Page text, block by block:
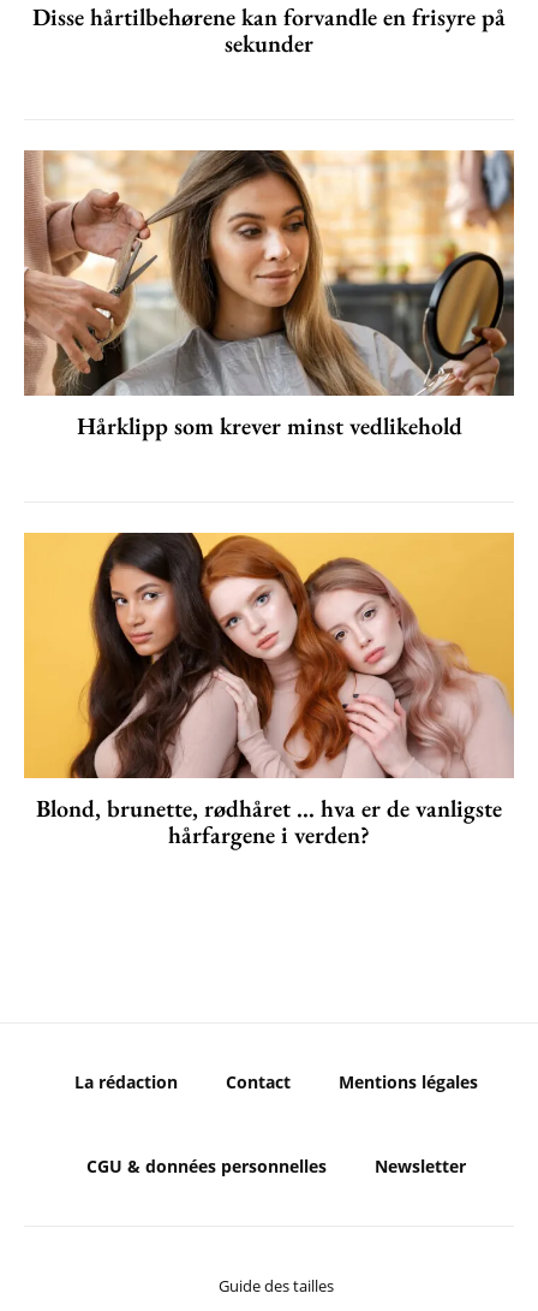
Disse hårtilbehørene kan forvandle en frisyre på
sekunder
Hårklipp som krever minst vedlikehold
Blond, brunette, rødhåret ... hva er de vanligste
hårfargene i verden?
La rédaction Contact Mentions légales
CGU & données personnelles Newsletter
Guide des tailles